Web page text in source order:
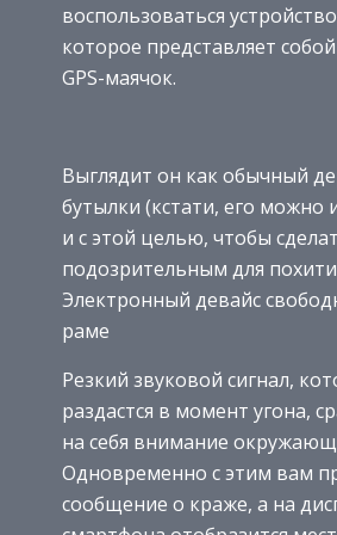
воспользоваться
которое представляет
GPS-маячок.
Выглядит он как обычный
бутылки (кстати, его можно
и с этой целью, чтобы
подозрительным для
Электронный девайс
раме
Резкий звуковой сигнал,
раздастся в момент угона,
на себя внимание
Одновременно с этим вам
сообщение о краже, а на